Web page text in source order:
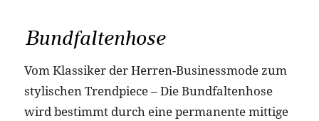
Bundfaltenhose
Vom Klassiker der Herren-Businessmode zum
stylischen Trendpiece – Die Bundfaltenhose
wird bestimmt durch eine permanente mittige